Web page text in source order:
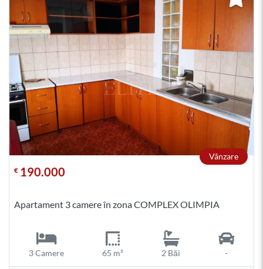
Vânzare
€ 190.000
Apartament 3 camere în zona COMPLEX OLIMPIA
3 Camere 65 m² 2 Băi -